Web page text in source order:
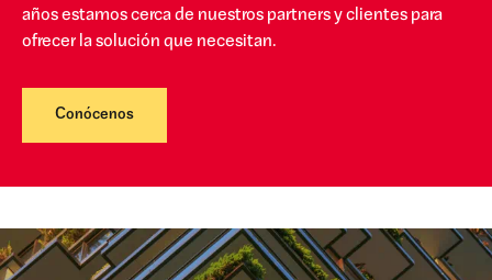
años estamos cerca de nuestros partners y clientes para
ofrecer la solución que necesitan.
Conócenos